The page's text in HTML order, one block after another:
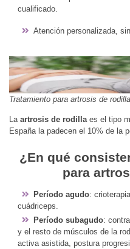
cualificado.
Atención personalizada,
Tratamiento para artrosis de
La artrosis de rodillaes el tipo
España la padecen el 10% de la
¿En qué
para
Período agudo:
cuádriceps.
Período subagudo:
y el resto de músculos de la
activa asistida, postura